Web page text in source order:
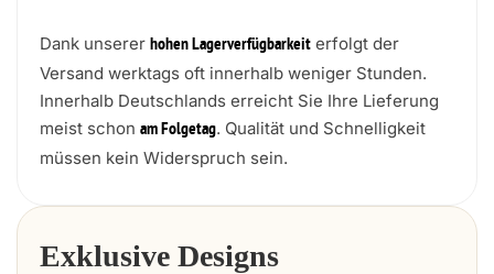
Dank unserer hohen Lagerverfügbarkeit erfolgt der
Versand werktags oft innerhalb weniger Stunden.
Innerhalb Deutschlands erreicht Sie Ihre Lieferung
meist schon am Folgetag. Qualität und Schnelligkeit
müssen kein Widerspruch sein.
Exklusive Designs